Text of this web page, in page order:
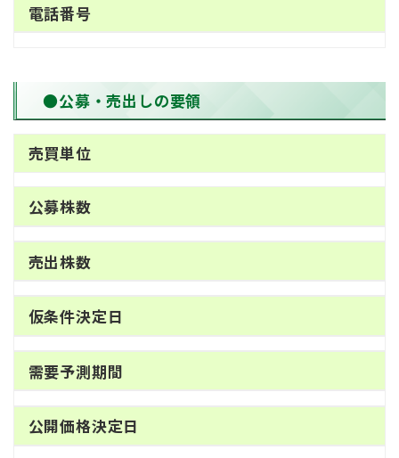
電話番号
●公募・売出しの要領
売買単位
公募株数
売出株数
仮条件決定日
需要予測期間
公開価格決定日